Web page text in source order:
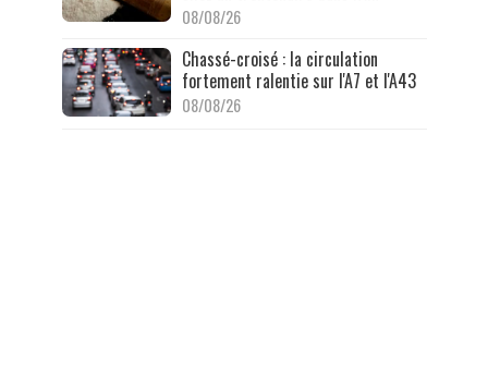
08/08/26
Chassé-croisé : la circulation
fortement ralentie sur l'A7 et l'A43
08/08/26